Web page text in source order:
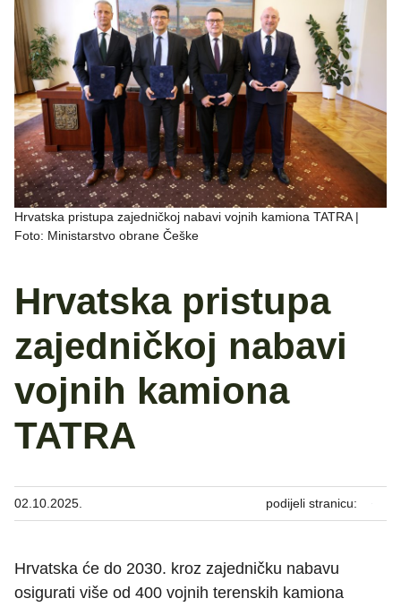
Hrvatska pristupa zajedničkoj nabavi vojnih kamiona TATRA |
Foto: Ministarstvo obrane Češke
Hrvatska pristupa
zajedničkoj nabavi
vojnih kamiona
TATRA
02.10.2025. podijeli stranicu:
Hrvatska će do 2030. kroz zajedničku nabavu
osigurati više od 400 vojnih terenskih kamiona